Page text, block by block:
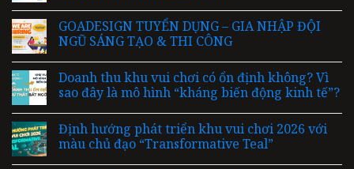
GOADESIGN TUYỂN DỤNG – GIA NHẬP ĐỘI
NGŨ SÁNG TẠO & THI CÔNG
Doanh thu khu vui chơi có ổn định không? Vì
sao đây là mô hình “kháng biến động kinh tế”?
Định hướng phát triển khu vui chơi 2026 với
màu chủ đạo “Transformative Teal”